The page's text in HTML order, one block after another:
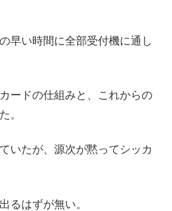
早い時間に全部受付機に通し
ードの仕組みと、これからの
。
いたが、源次が黙ってシッカ
るはずが無い。